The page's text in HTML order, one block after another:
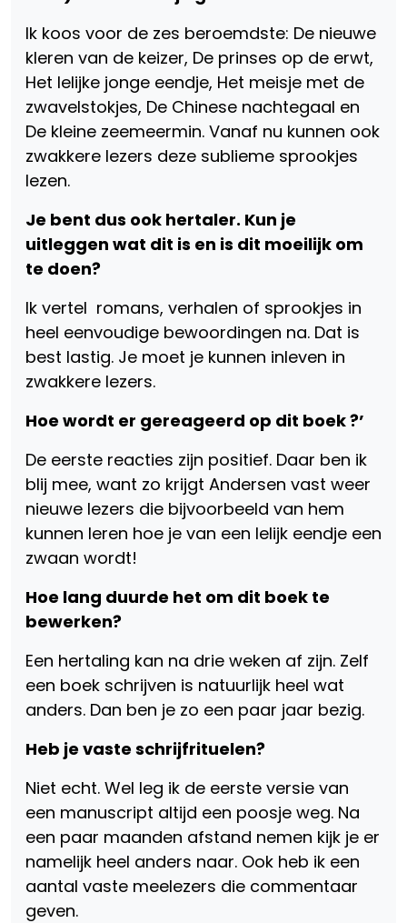
Ik koos voor de zes beroemdste: De nieuwe
kleren van de keizer, De prinses op de erwt,
Het lelijke jonge eendje, Het meisje met de
zwavelstokjes, De Chinese nachtegaal en
De kleine zeemeermin. Vanaf nu kunnen ook
zwakkere lezers deze sublieme sprookjes
lezen.
Je bent dus ook hertaler. Kun je
uitleggen wat dit is en is dit moeilijk om
te doen?
Ik vertel romans, verhalen of sprookjes in
heel eenvoudige bewoordingen na. Dat is
best lastig. Je moet je kunnen inleven in
zwakkere lezers.
Hoe wordt er gereageerd op dit boek ?’
De eerste reacties zijn positief. Daar ben ik
blij mee, want zo krijgt Andersen vast weer
nieuwe lezers die bijvoorbeeld van hem
kunnen leren hoe je van een lelijk eendje een
zwaan wordt!
Hoe lang duurde het om dit boek te
bewerken?
Een hertaling kan na drie weken af zijn. Zelf
een boek schrijven is natuurlijk heel wat
anders. Dan ben je zo een paar jaar bezig.
Heb je vaste schrijfrituelen?
Niet echt. Wel leg ik de eerste versie van
een manuscript altijd een poosje weg. Na
een paar maanden afstand nemen kijk je er
namelijk heel anders naar. Ook heb ik een
aantal vaste meelezers die commentaar
geven.